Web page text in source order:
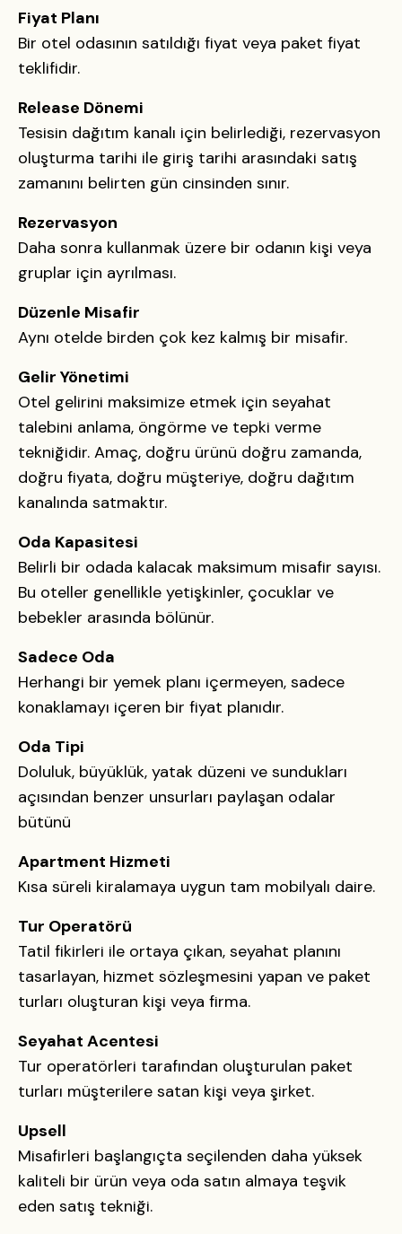
Fiyat Planı
Bir otel odasının satıldığı fiyat veya paket fiyat
teklifidir.
Release Dönemi
Tesisin dağıtım kanalı için belirlediği, rezervasyon
oluşturma tarihi ile giriş tarihi arasındaki satış
zamanını belirten gün cinsinden sınır.
Rezervasyon
Daha sonra kullanmak üzere bir odanın kişi veya
gruplar için ayrılması.
Düzenle Misafir
Aynı otelde birden çok kez kalmış bir misafir.
Gelir Yönetimi
Otel gelirini maksimize etmek için seyahat
talebini anlama, öngörme ve tepki verme
tekniğidir. Amaç, doğru ürünü doğru zamanda,
doğru fiyata, doğru müşteriye, doğru dağıtım
kanalında satmaktır.
Oda Kapasitesi
Belirli bir odada kalacak maksimum misafir sayısı.
Bu oteller genellikle yetişkinler, çocuklar ve
bebekler arasında bölünür.
Sadece Oda
Herhangi bir yemek planı içermeyen, sadece
konaklamayı içeren bir fiyat planıdır.
Oda Tipi
Doluluk, büyüklük, yatak düzeni ve sundukları
açısından benzer unsurları paylaşan odalar
bütünü
Apartment Hizmeti
Kısa süreli kiralamaya uygun tam mobilyalı daire.
Tur Operatörü
Tatil fikirleri ile ortaya çıkan, seyahat planını
tasarlayan, hizmet sözleşmesini yapan ve paket
turları oluşturan kişi veya firma.
Seyahat Acentesi
Tur operatörleri tarafından oluşturulan paket
turları müşterilere satan kişi veya şirket.
Upsell
Misafirleri başlangıçta seçilenden daha yüksek
kaliteli bir ürün veya oda satın almaya teşvik
eden satış tekniği.